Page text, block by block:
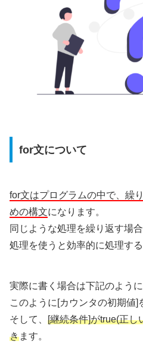
for文について
for文はプログラムの中で、繰
めの構文になります。
同じような処理を繰り返す場
処理を使うと効率的に処理す
実際に書く場合は下記のように
このように[カウンタの初期値]
そして、 [継続条件]がtrue(正し
きます。